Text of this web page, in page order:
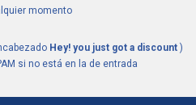
momento
Hey! you just got a discount )
si no está en la de entrada